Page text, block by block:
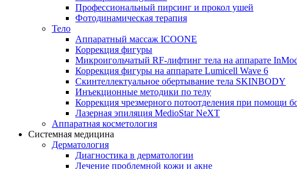
Профессиональный пирсинг и прокол ушей
Фотодинамическая терапия
Тело
Аппаратный массаж ICOONE
Коррекция фигуры
Микроигольчатый RF-лифтинг тела на аппарате
Коррекция фигуры на аппарате Lumicell Wave 6
Скинтеллектуальное обертывание тела SKINBODY
Инъекционные методики по телу
Коррекция чрезмерного потоотделения при помощи
Лазерная эпиляция MedioStar NeXT
Аппаратная косметология
Системная медицина
Дерматология
Диагностика в дерматологии
Лечение проблемной кожи и акне